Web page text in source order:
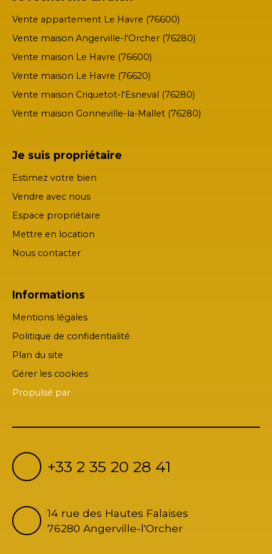
Vente appartement Le Havre (76600)
Vente maison Angerville-l'Orcher (76280)
Vente maison Le Havre (76600)
Vente maison Le Havre (76620)
Vente maison Criquetot-l'Esneval (76280)
Vente maison Gonneville-la-Mallet (76280)
Je suis propriétaire
Estimez votre bien
Vendre avec nous
Espace propriétaire
Mettre en location
Nous contacter
Informations
Mentions légales
Politique de confidentialité
Plan du site
Gérer les cookies
Propulsé par
+33 2 35 20 28 41
14 rue des Hautes Falaises
76280 Angerville-l'Orcher